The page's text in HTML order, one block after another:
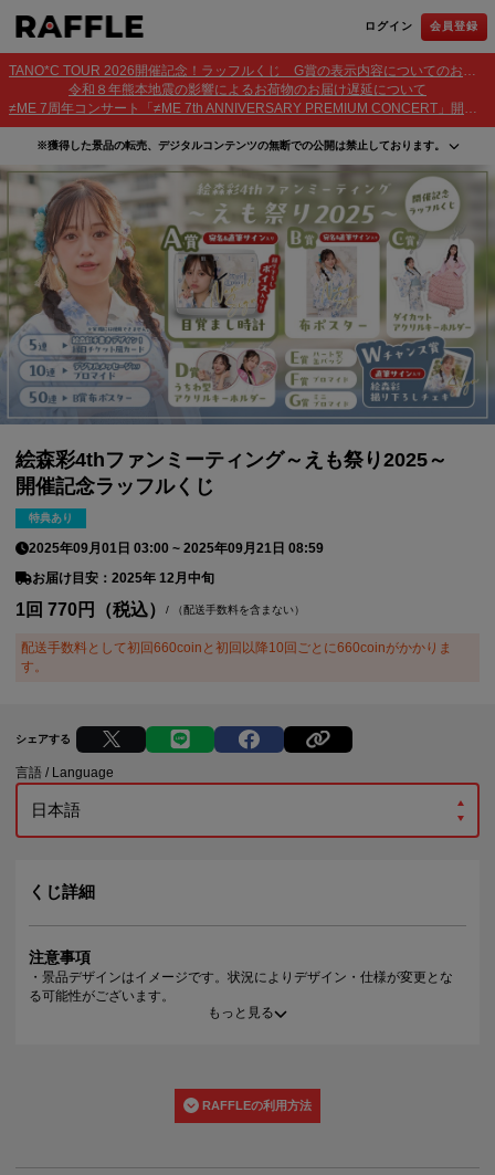
ログイン 会員登録
TANO*C TOUR 2026開催記念！ラッフルくじ G賞の表示内容についてのお詫びとご報告
令和８年熊本地震の影響によるお荷物のお届け遅延について
≠ME 7周年コンサート「≠ME 7th ANNIVERSARY PREMIUM CONCERT」開催記念ラッフルくじ 景品お届け遅延のお詫びとご案内
※獲得した景品の転売、デジタルコンテンツの無断での公開は禁止しております。
・本サービスで獲得された景品をオークション等へ出品する行為、その他営利目的での転売行
為は禁止しております。
・本サービスで獲得された動画･画像･ボイス等のデジタルコンテンツは、出品者が著作権を有
しております。無断でのSNS等での公開、譲渡、その他著作権を侵害する行為は禁止しており
ます。
・当選権利は当選者ご本人のみ有効となります。当選権利の譲渡、オークション等への出品、
その他営利目的での転売は禁止しております。
絵森彩4thファンミーティング～えも祭り2025～
開催記念ラッフルくじ
特典あり
2025年09月01日 03:00 ~2025年09月21日 08:59
お届け目安：2025年 12月中旬
1回 770円（税込）/ （配送手数料を含まない）
配送手数料として初回660coinと初回以降10回ごとに660coinがかかりま
す。
シェアする
言語 / Language
くじ詳細
注意事項
・景品デザインはイメージです。状況によりデザイン・仕様が変更とな
る可能性がございます。
・景品の種類または景品デザインによってサイズが異なる場合がござい
・景品の配送完了から1ヶ月経過後にお問合せいただいた景品の不備、未
到着に関する対応は原則いたしかねます。
・本サービスで獲得された景品をオークション等へ出品する行為、その
・本サービスで獲得された動画･画像･ボイス等のデジタルコンテンツ
もっと見る
RAFFLEの利用方法